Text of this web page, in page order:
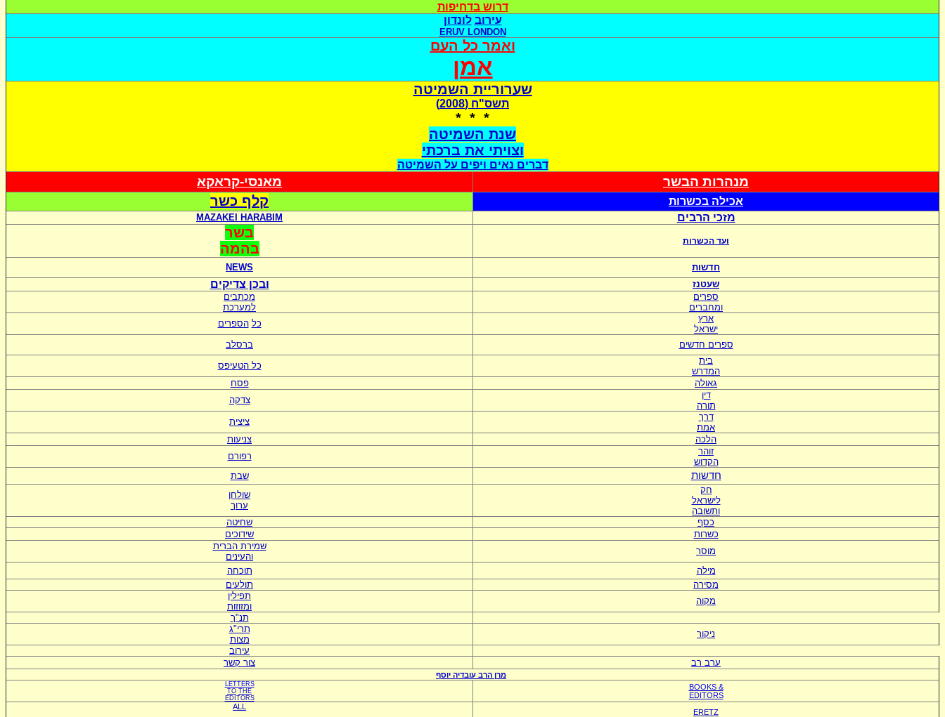
דרוש בדחיפות
עירוב לונדון
ERUV LONDON
ואמר כל העם
אמן
שערוריית השמיטה
תשס"ח (2008)
* * *
שנת השמיטה
וצויתי את ברכתי
דברים נאים ויפים על השמיטה
מאנסי-קראקא מנהרות הבשר
קלף כשר אכילה בכשרות
MAZAKEI HARABIM מזכי הרבים
בשר
בהמה
ועד הכשרות
NEWS חדשות
ובכן צדיקים
שעטנז
מכתבים
למערכת
ספרים
ומחברים
כל הספרים
ארץ
ישראל
ברסלב
ספרים חדשים
כל הטעיפס
בית
המדרש
פסח
גאולה
צדקה
דין
תורה
ציצית
דרך
אמת
צניעות
הלכה
רפורם
זוהר
הקדוש
שבת
חדשות
שולחן
ערוך
חק
לישראל
ותשובה
שחיטה
כסף
שידוכים
כשרות
שמירת הברית
והעינים
מוסר
תוכחה
מילה
תולעים
מסירה
תפילין
ומזוזות
מקוה
תנ"ך
תרי"ג
מצות
ניקור
עירוב
צור קשר
ערב רב
מרן הרב עובדיה יוסף
LETTERS
TO THE
EDITORS
BOOKS &
EDITORS
ALL
ERETZ